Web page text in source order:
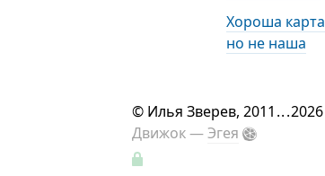
Хороша
но не наша
© Илья Зверев, 2011 ...2026
Движок —Эгея